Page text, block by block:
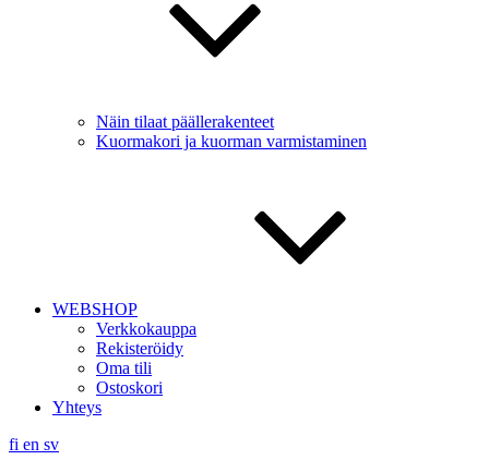
Näin tilaat päällerakenteet
Kuormakori ja kuorman varmistaminen
WEBSHOP
Verkkokauppa
Rekisteröidy
Oma tili
Ostoskori
Yhteys
fi en sv